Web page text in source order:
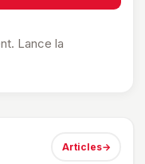
Lance la
Articles→